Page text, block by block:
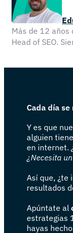
Más de 12 años
Head of SEO.
Cada día
Y es que
alguien
en internet.
¿Necesita
Así que, ¿te
resultados
Apúntate al
estrategias
hayas